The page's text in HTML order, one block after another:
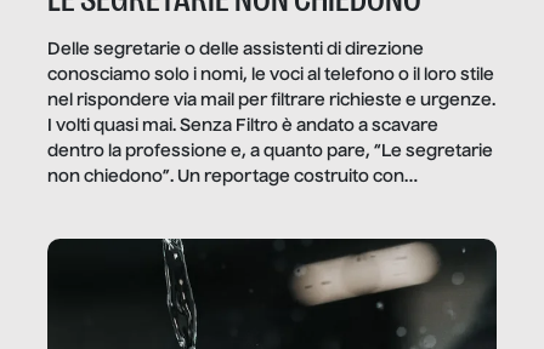
Delle segretarie o delle assistenti di direzione
conosciamo solo i nomi, le voci al telefono o il loro stile
nel rispondere via mail per filtrare richieste e urgenze.
I volti quasi mai. Senza Filtro è andato a scavare
dentro la professione e, a quanto pare, “Le segretarie
non chiedono”. Un reportage costruito con